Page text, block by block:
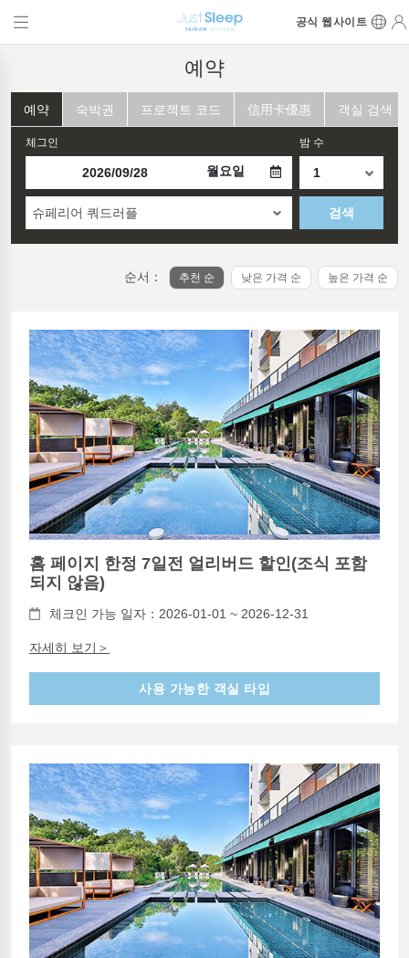
공식 웹사이트
예약
예약 숙박권 프로젝트 코드 信用卡優惠 객실 검색
체그인
월요일
밤 수
슈페리어 쿼드러플 검색
순서： 추천 순 낮은 가격 순 높은 가격 순
홈 페이지 한정 7일전 얼리버드 할인(조식 포함
되지 않음)
체크인 가능 일자：2026-01-01 ~ 2026-12-31
자세히 보기＞
사용 가능한 객실 타입